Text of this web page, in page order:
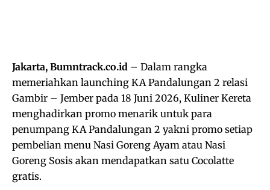
Jakarta, Bumntrack.co.id – Dalam rangka
memeriahkan launching KA Pandalungan 2 relasi
Gambir – Jember pada 18 Juni 2026, Kuliner Kereta
menghadirkan promo menarik untuk para
penumpang KA Pandalungan 2 yakni promo setiap
pembelian menu Nasi Goreng Ayam atau Nasi
Goreng Sosis akan mendapatkan satu Cocolatte
gratis.